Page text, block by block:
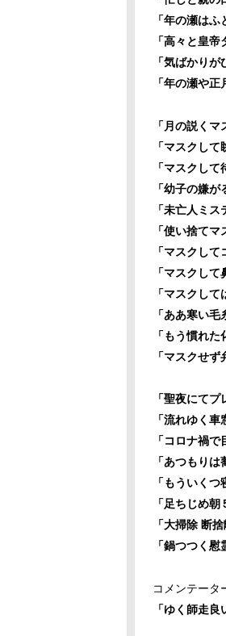
「年の瀬は
「高々と皇帝
「気ばかり
「年の瀬や正
「月の説くマ
「マスクして
「マスクして
「幼子の嫌が
「未亡人ミス
「使い捨てマ
「マスクし
「マスクして
「マスクして
「ああ寒い毛
「もう慣れ
「マスクせ
「聖夜にてプ
「流れゆく車
「コロナ禍で
「あつもり
「もういくつ
「足ちじめ朝
「大掃除 断
「鍋つつく慰
コメンテータ
「ゆく師走良